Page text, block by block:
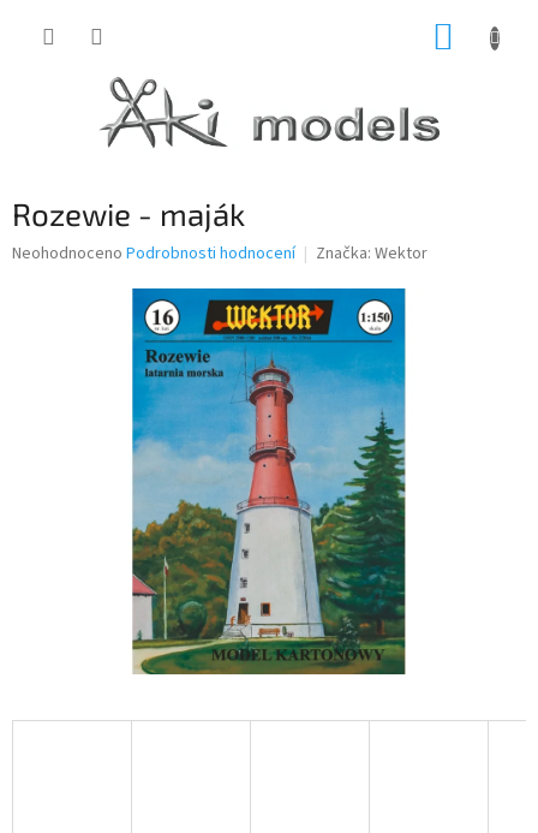
Rozewie - maják
Průměrné
Neohodnoceno Podrobnosti hodnocení Značka: Wektor